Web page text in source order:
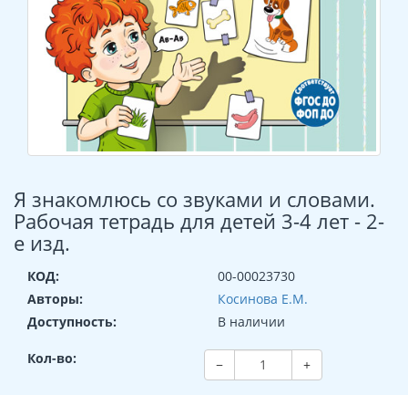
Я знакомлюсь со звуками и словами.
Рабочая тетрадь для детей 3-4 лет - 2-
е изд.
КОД:
00-00023730
Авторы:
Косинова Е.М.
Доступность:
В наличии
Кол-во: − +